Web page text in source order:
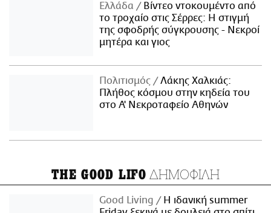
Ελλάδα
Βίντεο ντοκουμέντο από
το τροχαίο στις Σέρρες: Η στιγμή
της σφοδρής σύγκρουσης - Νεκροί
μητέρα και γιος
Πολιτισμός
Λάκης Χαλκιάς:
Πλήθος κόσμου στην κηδεία του
στο Α' Νεκροταφείο Αθηνών
THE GOOD LIFO ΔΗΜΟΦΙΛΗ
Good Living
Η ιδανική summer